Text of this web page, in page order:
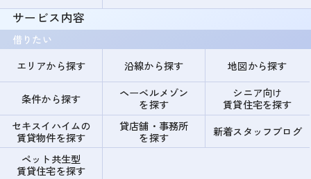
サービス内容
借りたい
エリアから探す
沿線から探す 地図から探す
条件から探す
ヘーベルメゾン
を探す
シニア向け
賃貸住宅を探す
セキスイハイムの
賃貸物件を探す
貸店舗・事務所
を探す
新着スタッフブログ
ペット共生型
賃貸住宅を探す